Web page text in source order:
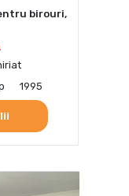
birouri,
1995